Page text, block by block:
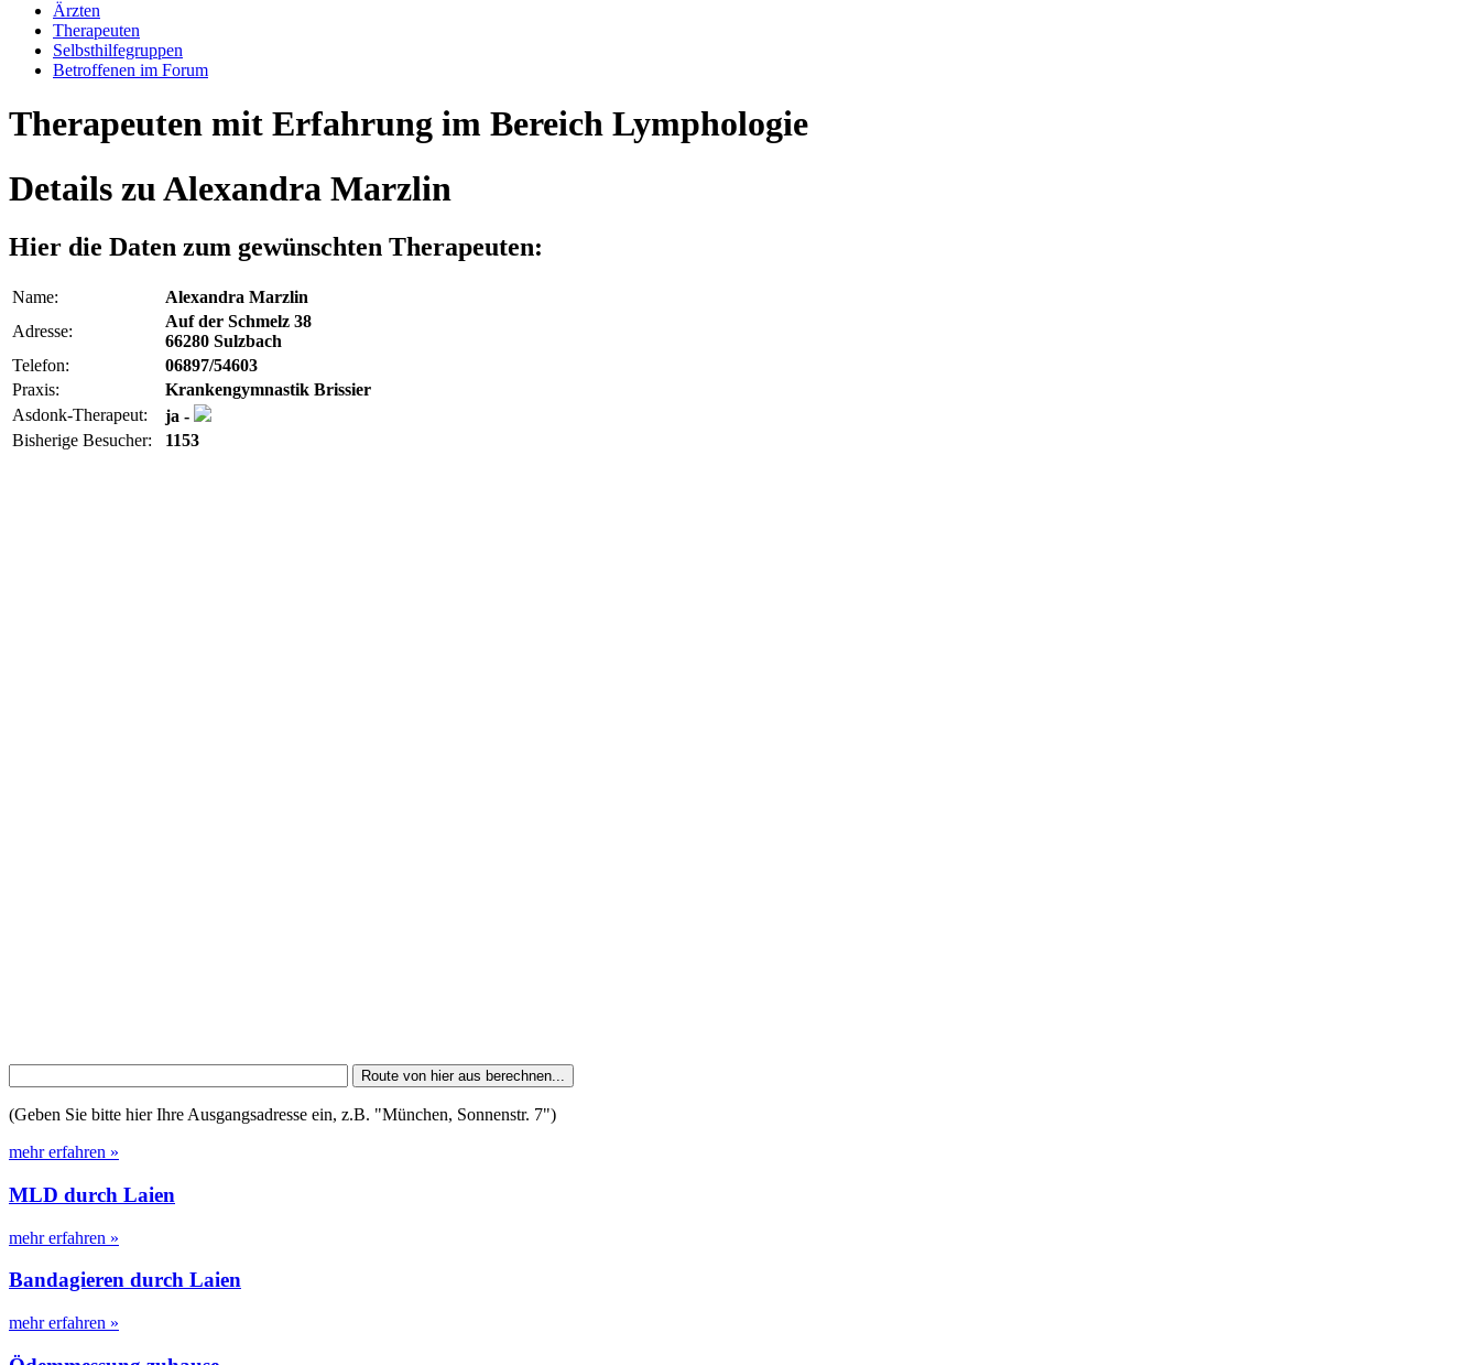
Ärzten
Therapeuten
Selbsthilfegruppen
Betroffenen im Forum
Therapeuten mit Erfahrung im Bereich Lymphologie
Details zu Alexandra Marzlin
Hier die Daten zum gewünschten Therapeuten:
Name:
Alexandra Marzlin
Adresse:
Auf der Schmelz 38
66280 Sulzbach
Telefon:
06897/54603
Praxis:
Krankengymnastik Brissier
Asdonk-Therapeut:
ja -
Bisherige Besucher:
1153
(Geben Sie bitte hier Ihre Ausgangsadresse ein, z.B. "München, Sonnenstr. 7")
mehr erfahren »
MLD durch Laien
mehr erfahren »
Bandagieren durch Laien
mehr erfahren »